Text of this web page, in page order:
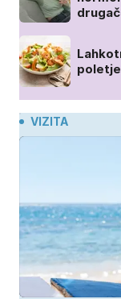
VIZITA